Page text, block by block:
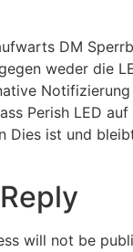
DM
weder die
Perish LED
Dies ist und
will not be